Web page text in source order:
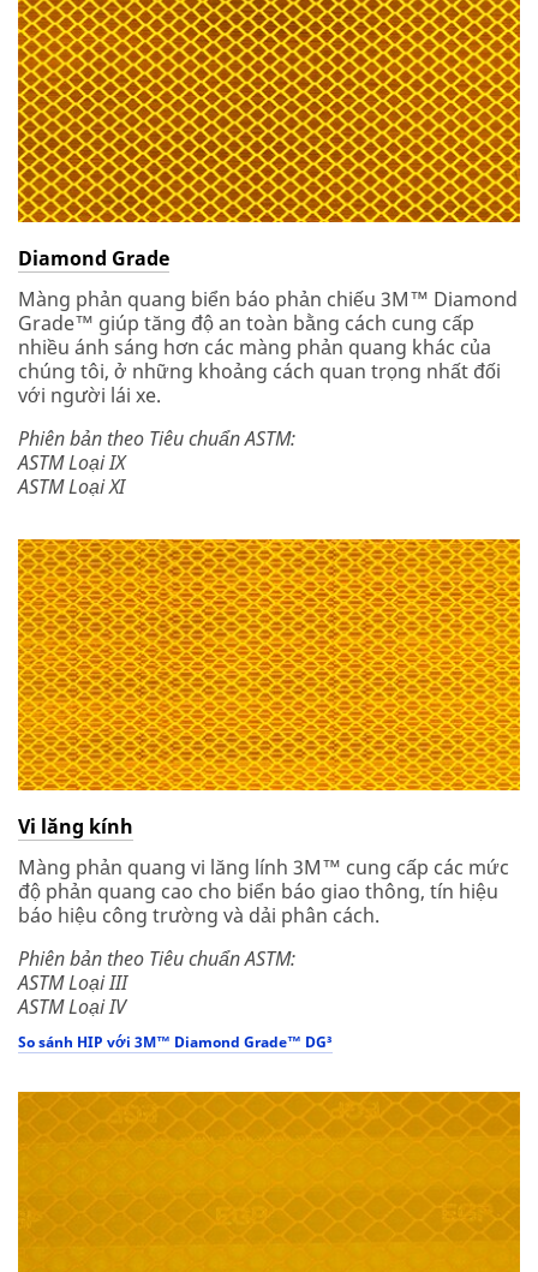
Diamond Grade
Màng phản quang biển báo phản chiếu 3M™ Diamond
Grade™ giúp tăng độ an toàn bằng cách cung cấp
nhiều ánh sáng hơn các màng phản quang khác của
chúng tôi, ở những khoảng cách quan trọng nhất đối
với người lái xe.
Phiên bản theo Tiêu chuẩn ASTM:
ASTM Loại IX
ASTM Loại XI
Vi lăng kính
Màng phản quang vi lăng lính 3M™ cung cấp các mức
độ phản quang cao cho biển báo giao thông, tín hiệu
báo hiệu công trường và dải phân cách.
Phiên bản theo Tiêu chuẩn ASTM:
ASTM Loại III
ASTM Loại IV
So sánh HIP với 3M™ Diamond Grade™ DG³